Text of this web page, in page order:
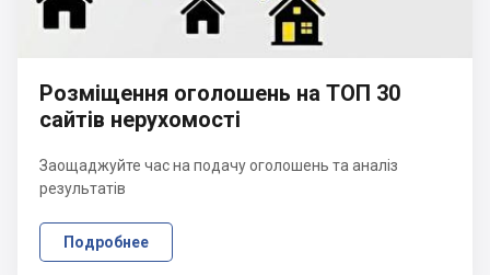
Розміщення оголошень на ТОП 30
сайтів нерухомості
Заощаджуйте час на подачу оголошень та аналіз
результатів
Подробнее